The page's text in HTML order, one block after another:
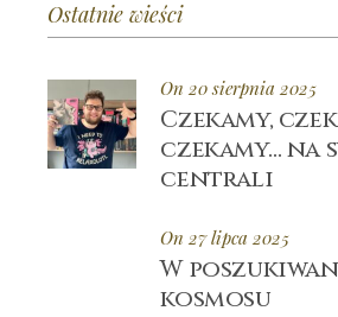
Ostatnie wieści
On 20 sierpnia 2025
Czekamy,
czekamy… na
centrali
On 27 lipca 2025
W
kosmosu